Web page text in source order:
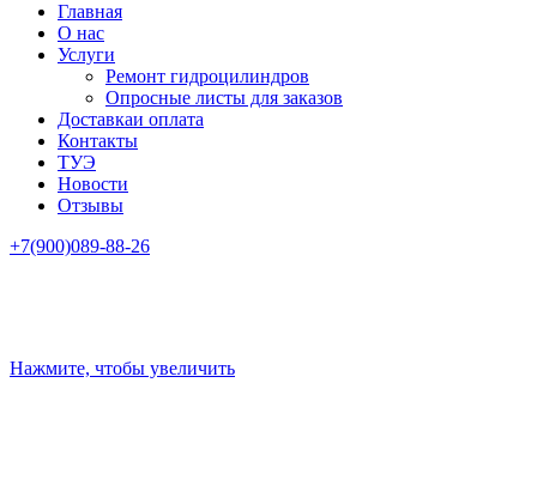
Главная
О нас
Услуги
Ремонт гидроцилиндров
Опросные листы для заказов
Доставкаи оплата
Контакты
ТУЭ
Новости
Отзывы
+7(900)089-88-26
Нажмите, чтобы увеличить